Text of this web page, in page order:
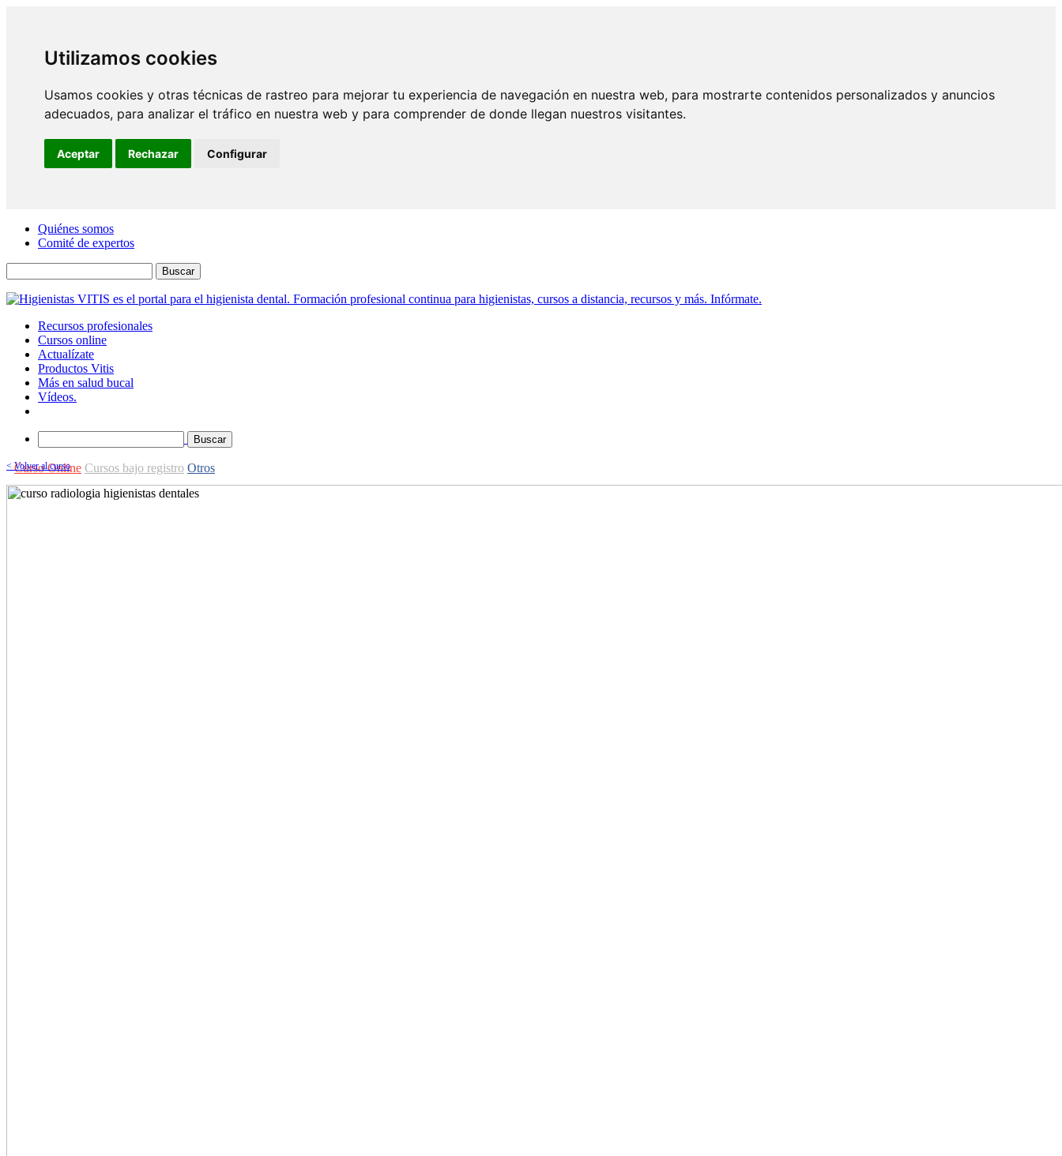
Utilizamos cookies
Usamos cookies y otras técnicas de rastreo para mejorar tu experiencia de navegación en nuestra web, para mostrarte contenidos personalizados y anuncios
adecuados, para analizar el tráfico en nuestra web y para comprender de donde llegan nuestros visitantes.
Aceptar Rechazar Configurar
Quiénes somos
Comité de expertos
Buscar
Recursos profesionales
Cursos online
Actualízate
Productos Vitis
Más en salud bucal
Vídeos.
Buscar
< Volver al curso
Curso Online Cursos bajo registro Otros